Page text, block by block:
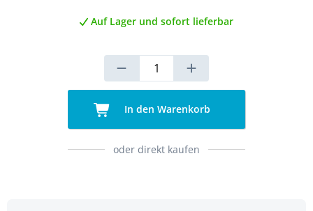
Auf Lager und sofort lieferbar
In den Warenkorb
oder direkt kaufen